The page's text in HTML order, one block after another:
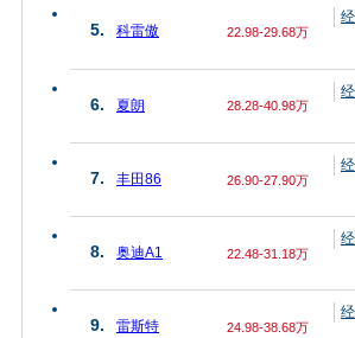
5. 科雷傲 22.98-29.68万
6. 夏朗 28.28-40.98万
7. 丰田86 26.90-27.90万
8. 奥迪A1 22.48-31.18万
9. 雷斯特 24.98-38.68万